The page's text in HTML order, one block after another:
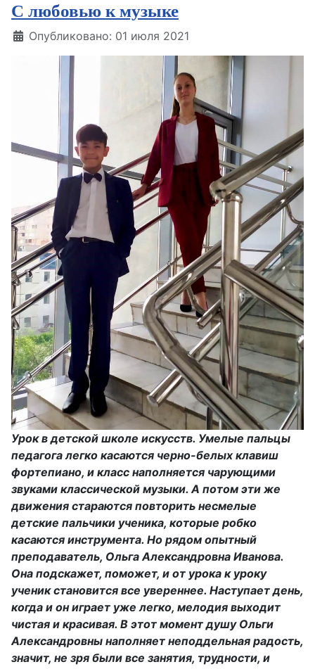
С любовью к музыке
Информация о материале
Опубликовано: 01 июля 2021
Урок в детской школе искусств. Умелые пальцы
педагога легко касаются черно-белых клавиш
фортепиано, и класс наполняется чарующими
звуками классической музыки. А потом эти же
движения стараются повторить несмелые
детские пальчики ученика, которые робко
касаются инструмента. Но рядом опытный
преподаватель, Ольга Александровна Иванова.
Она подскажет, поможет, и от урока к уроку
ученик становится все увереннее. Наступает день,
когда и он играет уже легко, мелодия выходит
чистая и красивая. В этот момент душу Ольги
Александровны наполняет неподдельная радость,
значит, не зря были все занятия, трудности, и